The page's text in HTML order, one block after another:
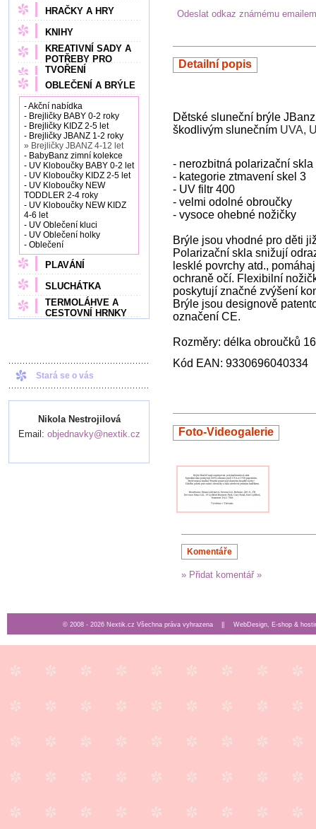
HRAČKY A HRY
KNIHY
KREATIVNÍ SADY A
POTŘEBY PRO
TVOŘENÍ
OBLEČENÍ A BRÝLE
- Akční nabídka
- Brejličky BABY 0-2 roky
- Brejličky KIDZ 2-5 let
- Brejličky JBANZ 1-2 roky
» Brejličky JBANZ 4-12 let
- BabyBanz zimní kolekce
- UV Kloboučky BABY 0-2 let
- UV Kloboučky KIDZ 2-5 let
- UV Kloboučky NEW
TODDLER 2-4 roky
- UV Kloboučky NEW KIDZ
4-6 let
- UV Oblečení kluci
- UV Oblečení holky
- Oblečení
PLAVÁNÍ
SLUCHÁTKA
TERMOLÁHVE A
CESTOVNÍ HRNKY
Stará se o vás
Nikola Nestrojilová
Email: objednavky@nextik.cz
Odeslat odkaz známému emailem
Detailní popis
Dětské sluneční brýle
škodlivým slunečním UVA,
- nerozbitná polarizační skla
- kategorie ztmavení skel 3
- UV filtr 400
- velmi odolné obroučky
- vysoce ohebné nožičky
Brýle jsou vhodné pro děti
Polarizační skla snižují
lesklé povrchy atd.,
ochraně očí. Flexibilní
poskytují značné zvýšení
Brýle jsou designově
označení CE.
Rozměry: délka obroučků
Kód EAN: 9330696040334
Foto-Videogalerie
Komentáře
» Přidat komentář »
© 2008 - 2026 Nextik.cz Všechna práva vyhrazena || WebDesign, E-shop &